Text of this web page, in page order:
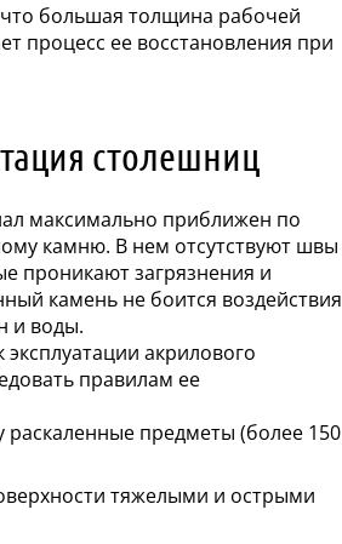
большая толщина рабочей
процесс ее восстановления при
столешниц
максимально приближен по
камню. В нем отсутствуют швы
проникают загрязнения и
камень не боится воздействия
и воды.
акрилового
правилам ее
раскаленные предметы (более 150
тяжелыми и острыми